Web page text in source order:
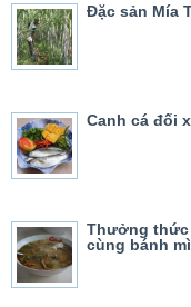
Đặc sản Mía
Canh cá đối
Thưởng thức
cùng bánh